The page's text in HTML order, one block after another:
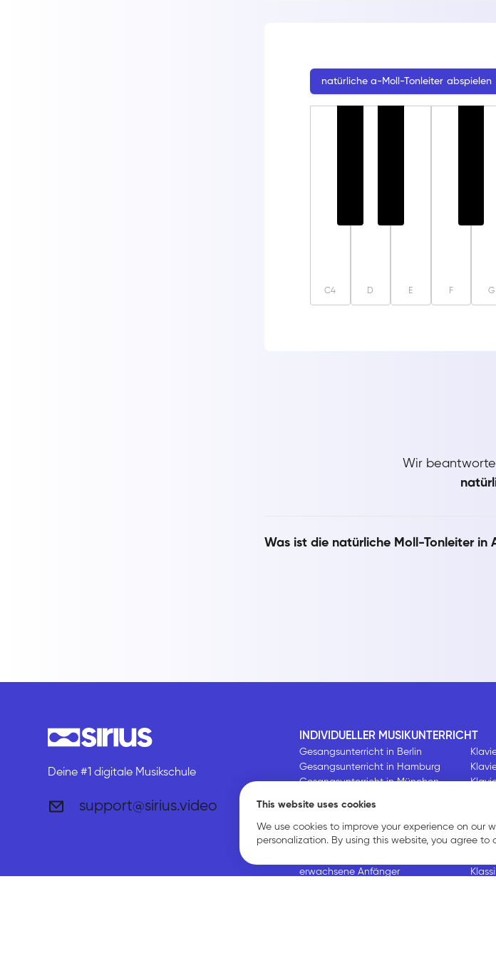
This website uses cookies
We use cookies to improve your experience on our
personalization. By using this website, you agree to
natürliche a-Moll-Tonleiter abspielen
C4 D E F G
Wir
Was ist die natürliche Moll-Tonleiter in
Deine #1 digitale Musikschule
support@sirius.video
INDIVIDUELLER MUSIKUNTERRICHT
Gesangsunterricht in Berlin
Gesangsunterricht in Hamburg
Gesangsunterricht in München
Gesangsunterricht für
erwachsene Anfänger
erwachsene Anfänger